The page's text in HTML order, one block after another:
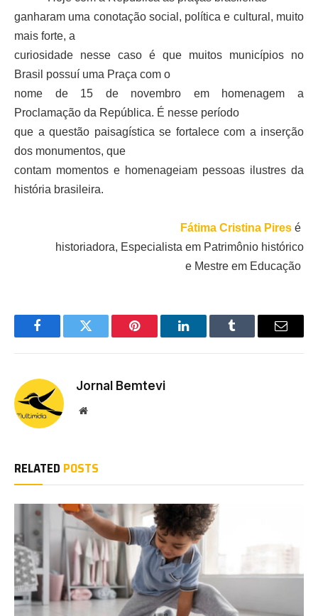
ganharam uma conotação social, política e cultural, muito
mais forte, a
curiosidade nesse caso é que muitos municípios no
Brasil possuí uma Praça com o
nome de 15 de novembro em homenagem a
Proclamação da República. É nesse período
que a questão paisagística se fortalece com a inserção
dos monumentos, que
contam momentos e homenageiam pessoas ilustres da
história brasileira.
Fátima Cristina Pires é
historiadora, Especialista em Patrimônio histórico
e Mestre em Educação
FacebookTwitter Pinterest LinkedInTumblr Email
Jornal Bemtevi
Website
RELATED POSTS